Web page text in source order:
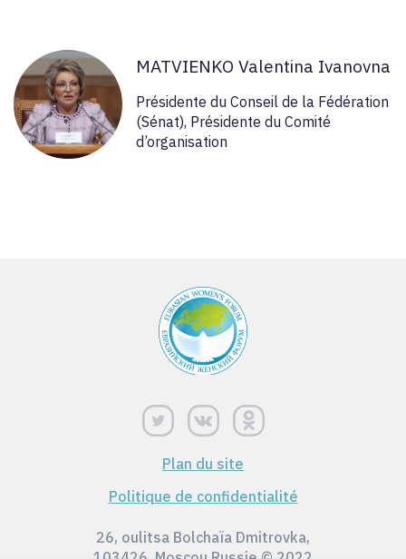
MATVIENKO Valentina Ivanovna
Présidente du Conseil de la Fédération
(Sénat), Présidente du Comité
d’organisation
Plan du site
Politique de confidentialité
26, oulitsa Bolchaïa Dmitrovka,